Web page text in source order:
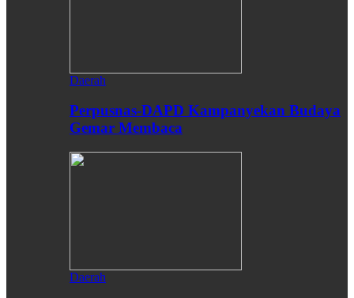
Daerah
Perpusnas-DAPD Kampanyekan Budaya
Gemar Membaca
Daerah